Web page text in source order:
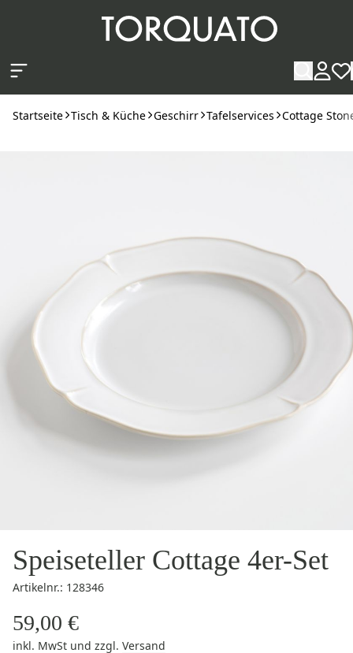
Startseite Tisch & Küche Geschirr Tafelservices Cottage
Speiseteller Cottage 4er-Set
Artikelnr.: 128346
59,00 €
inkl. MwSt und zzgl. Versand